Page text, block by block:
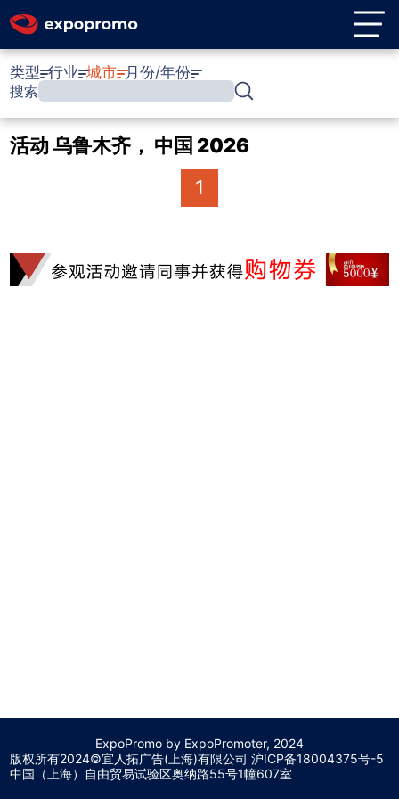
类型 行业 城市 月份/年份
搜索
活动 乌鲁木齐， 中国 2026
1
ExpoPromo by ExpoPromoter, 2024
版权所有2024©宜人拓广告(上海)有限公司 沪ICP备18004375号-5
中国（上海）自由贸易试验区奥纳路55号1幢607室